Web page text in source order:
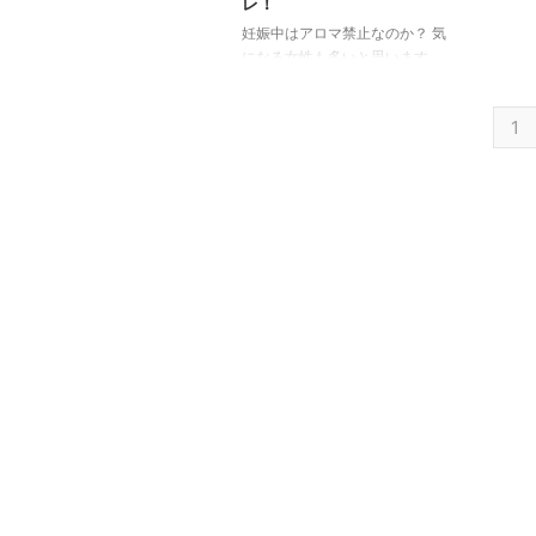
妊娠中はアロマ禁止なのか？ 気
になる女性も多いと思います。
1